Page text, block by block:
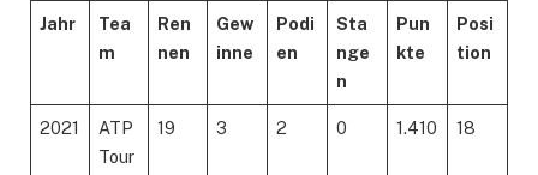
Jahr
Tea
m
Ren
nen
Gew
inne
Podi
en
Sta
nge
n
Pun
kte
Posi
tion
2021
ATP
Tour
19 3 2 0 1.410 18